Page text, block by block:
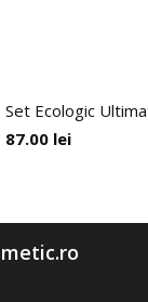
Set Ecologic
87.00 lei